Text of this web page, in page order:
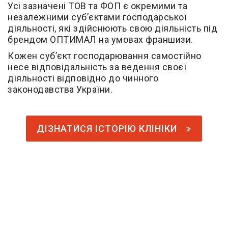
Усі зазначені ТОВ та ФОП є окремими та
незалежними суб’єктами господарської
діяльності, які здійснюють свою діяльність під
брендом ОПТИМАЛ на умовах франшизи.
Кожен суб’єкт господарювання самостійно
несе відповідальність за ведення своєї
діяльності відповідно до чинного
законодавства України.
ДІЗНАТИСЯ ІСТОРІЮ КЛІНІКИ